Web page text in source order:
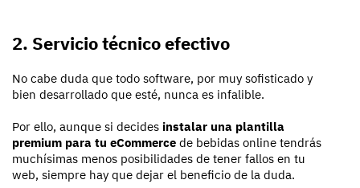
2. Servicio técnico efectivo
No cabe duda que todo software, por muy sofisticado y
bien desarrollado que esté, nunca es infalible.
Por ello, aunque si decides instalar una plantilla
premium para tu eCommerce de bebidas online tendrás
muchísimas menos posibilidades de tener fallos en tu
web, siempre hay que dejar el beneficio de la duda.